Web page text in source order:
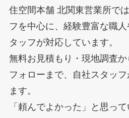
住空間本舗 北関東営業所で
フを中心に、経験豊富な職
タッフが対応しています。
無料お見積もり・現地調査
フォローまで、自社スタッ
ます。
「頼んでよかった」と思っ